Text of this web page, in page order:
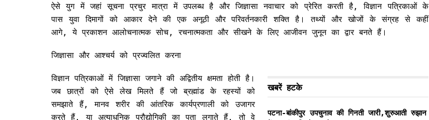
ऐसे युग में जहां सूचना प्रचुर मात्रा में उपलब्ध है और जिज्ञासा नवाचार को प्रेरित करती है, विज्ञान पत्रिकाओं के
पास युवा दिमागों को आकार देने की एक अनूठी और परिवर्तनकारी शक्ति है। तथ्यों और खोजों के संग्रह से कहीं
आगे, ये प्रकाशन आलोचनात्मक सोच, रचनात्मकता और सीखने के लिए आजीवन जुनून का द्वार बनते हैं।
जिज्ञासा और आश्चर्य को प्रज्वलित करना
खबरें हटके
पटना-बांकीपुर उपचुनाव की गिनती जारी,शुरुआती रुझान
विज्ञान पत्रिकाओं में जिज्ञासा जगाने की अद्वितीय क्षमता होती है।
जब छात्रों को ऐसे लेख मिलते हैं जो ब्रह्मांड के रहस्यों को
समझाते हैं, मानव शरीर की आंतरिक कार्यप्रणाली को उजागर
करते हैं, या अत्याधुनिक प्रौद्योगिकी का पता लगाते हैं, तो वे